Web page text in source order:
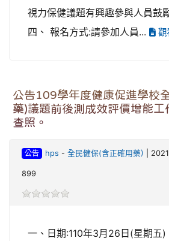
視力保健議題有興趣參與人員鼓
四、 報名方式:請參加人員...
觀
公告109學年度健康促進學校
藥)議題前後測成效評價增能工
查照。
公告 hps - 全民健保(含正確用藥) |
899
一、日期:110年3月26日(星期五